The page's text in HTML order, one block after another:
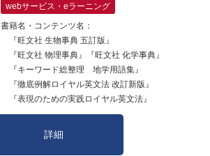
webサービス・eラーニング
書籍名・コンテンツ名：
『旺文社 生物事典 五訂版』
『旺文社 物理事典』『旺文社 化学事典』
『キーワード総整理 地学用語集』
『徹底例解ロイヤル英文法 改訂新版』
『表現のための実践ロイヤル英文法』
詳細